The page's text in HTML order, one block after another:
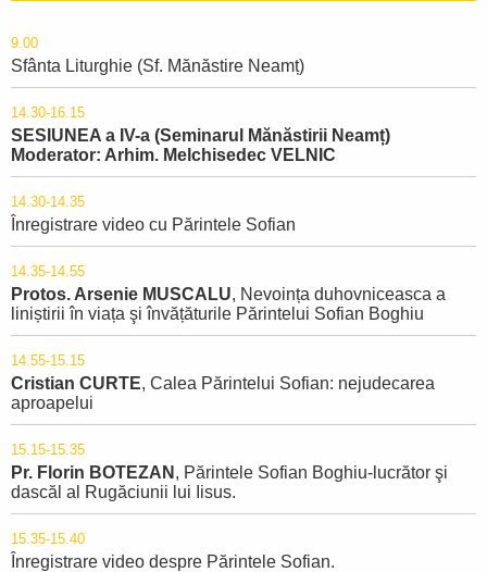
9.00
Sfânta Liturghie (Sf. Mănăstire Neamț)
14.30-16.15
SESIUNEA a IV-a (Seminarul Mănăstirii Neamț)
Moderator: Arhim. Melchisedec VELNIC
14.30-14.35
Înregistrare video cu Părintele Sofian
14.35-14.55
Protos. Arsenie MUSCALU, Nevoința duhovniceasca a
liniștirii în viața şi învățăturile Părintelui Sofian Boghiu
14.55-15.15
Cristian CURTE, Calea Părintelui Sofian: nejudecarea
aproapelui
15.15-15.35
Pr. Florin BOTEZAN , Părintele Sofian Boghiu-lucrător şi
dascăl al Rugăciunii lui Iisus.
15.35-15.40
Înregistrare video despre Părintele Sofian.